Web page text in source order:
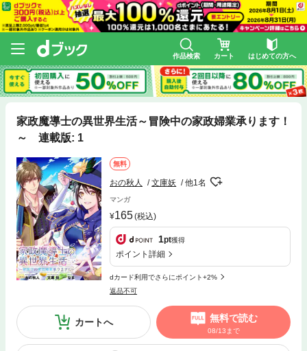
作品検索 カート はじめての方へ
家政魔導士の異世界生活～冒険中の家政婦業承ります！
～ 連載版: 1
無料
おの秋人 文庫妖 他1名
マンガ
165(税込)
1pt獲得
ポイント詳細
dカード利用でさらにポイント+2%
返品不可
カートへ 無料で読む
08/13まで